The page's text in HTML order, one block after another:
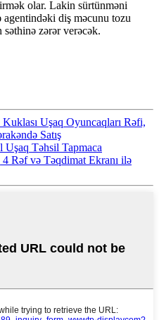
olar. Lakin sürtünməni
diş məcunu tozu
səthinə zərər verəcək.
Uşaq Oyuncaqları Rəfi,
Satış
Təhsil Tapmaca
Rəf və Təqdimat Ekranı ilə